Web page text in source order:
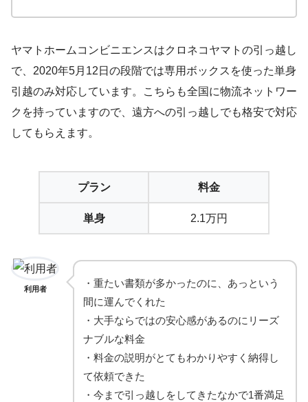
ヤマトホームコンビニエンスはクロネコヤマトの引っ越し
で、2020年5月12日の段階では専用ボックスを使った単身
引越のみ対応しています。こちらも全国に物流ネットワー
クを持っていますので、遠方への引っ越しでも格安で対応
してもらえます。
プラン 料金
単身 2.1万円
利用者
・重たい書類が多かったのに、あっという
間に運んでくれた
・大手ならではの安心感があるのにリーズ
ナブルな料金
・料金の説明がとてもわかりやすく納得し
て依頼できた
・今まで引っ越しをしてきたなかで1番満足